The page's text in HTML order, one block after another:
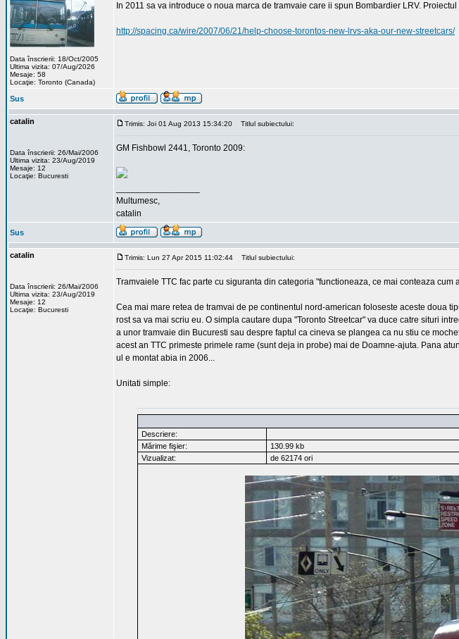
Data înscrierii: 18/Oct/2005
Ultima vizita: 07/Aug/2026
Mesaje: 58
Locaţie: Toronto (Canada)
In 2011 sa va introduce o noua marca de tramvaie care ii spun Bombardier LRV.
http://spacing.ca/wire/2007/06/21/help-choose-torontos-new-lrvs-aka-our-new-streetcars/
Sus
catalin
Data înscrierii: 26/Mai/2006
Ultima vizita: 23/Aug/2019
Mesaje: 12
Locaţie: Bucuresti
Trimis: Joi 01 Aug 2013 15:34:20 Titlul subiectului:
GM Fishbowl 2441, Toronto 2009:
Multumesc,
catalin
Sus
catalin
Data înscrierii: 26/Mai/2006
Ultima vizita: 23/Aug/2019
Mesaje: 12
Locaţie: Bucuresti
Trimis: Lun 27 Apr 2015 11:02:44 Titlul subiectului:
Tramvaiele TTC fac parte cu siguranta din categoria "functioneaza, ce mai conteaza
Cea mai mare retea de tramvai de pe continentul nord-american foloseste aceste doua
rost sa va mai scriu eu. O simpla cautare dupa "Toronto Streetcar" va duce catre situri
a unor tramvaie din Bucuresti sau despre faptul ca cineva se plangea ca nu stiu ce
acest an TTC primeste primele rame (sunt deja in probe) mai de Doamne-ajuta. Pana
ul e montat abia in 2006...
Unitati simple:
Descriere:
Mărime fişier:
130.99 kb
Vizualizat:
de 62174 ori